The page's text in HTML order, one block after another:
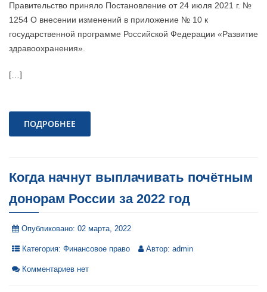
Правительство приняло Постановление от 24 июля 2021 г. №
1254 О внесении изменений в приложение № 10 к
государственной программе Российской Федерации «Развитие
здравоохранения».
[…]
ПОДРОБНЕЕ
Когда начнут выплачивать почётным
донорам России за 2022 год
Опубликовано: 02 марта, 2022
Категория: Финансовое право Автор: admin
Комментариев нет